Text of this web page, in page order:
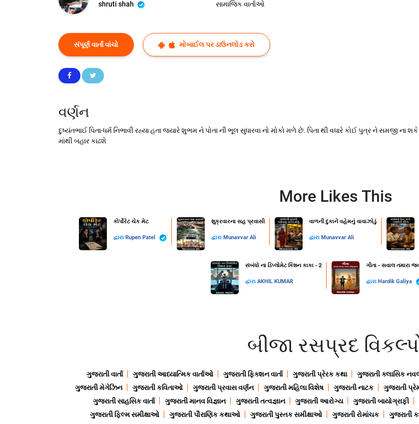
shruti shah
સામાજિક વાર્તાઓ
સંપૂર્ણ વાર્તા વાંચો મોબાઈલ પર ડાઉનલોડ કરો
વર્ણન
દુષ્યંતભાઈ પિતા-ધર્મ નિભાવી રહ્યા હતા જયારે શુભમ ને પોતા ની ભૂલ સુધારવા નો મોકો મળે છે. પિતા થી વધારે કોઈ પુત્ર ને સમજી
માંથી બહાર કાઢશે
More Likes This
કોર્પોરેટ ચેક મેટ
દ્વારા Rupen Patel
શુક્રવારના સહ પ્રવાસી
દ્વારા Munavvar Ali
વાળની દુકાને વહેમનું વાવાઝોડું
દ્વારા Munavvar Ali
સંબંધો ના ડિપ્લોમેટ કિશન કાકા - 2
દ્વારા AKHIL KUMAR
ગીતા - સવાલ તમારા
દ્વારા Hardik Galiya
બીજા રસપ્રદ
ગુજરાતી વાર્તા ગુજરાતી આધ્યાત્મિક વાર્તાઓ ગુજરાતી ફિક્શન વાર્તા ગુજરાતી પ્રેરક કથા ગુજરાતી ક્લાસિક
ગુજરાતી મેગેઝિન
ગુજરાતી કવિતાઓ ગુજરાતી પ્રવાસ વર્ણન ગુજરાતી મહિલા વિશેષ ગુજરાતી નાટક ગુજરાતી
ગુજરાતી સાહસિક વાર્તા
ગુજરાતી માનવ વિજ્ઞાન ગુજરાતી તત્વજ્ઞાન ગુજરાતી આરોગ્ય ગુજરાતી બાયોગ્રાફી
ગુજરાતી ફિલ્મ સમીક્ષાઓ
ગુજરાતી પૌરાણિક કથાઓ ગુજરાતી પુસ્તક સમીક્ષાઓ ગુજરાતી રોમાંચક ગુજરાતી